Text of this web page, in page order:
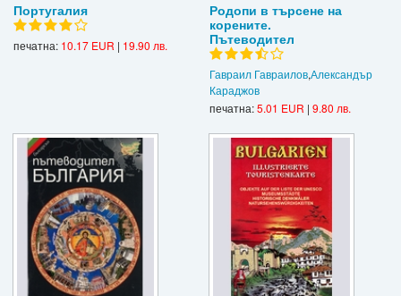
Португалия
печатна: 10.17 EUR | 19.90 лв.
Родопи в търсене на
корените.
Пътеводител
Гавраил Гавраилов,Александър
Караджов
печатна:5.01 EUR | 9.80 лв.